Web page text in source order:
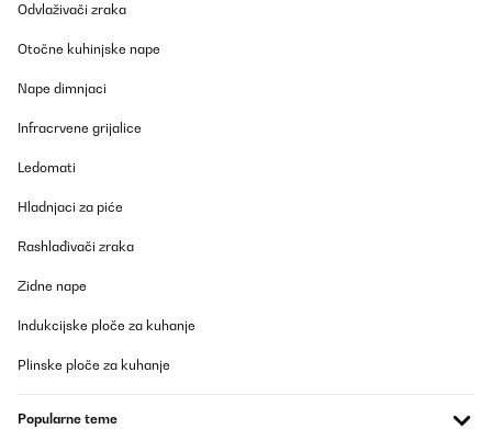
Odvlaživači zraka
Otočne kuhinjske nape
Nape dimnjaci
Infracrvene grijalice
Ledomati
Hladnjaci za piće
Rashlađivači zraka
Zidne nape
Indukcijske ploče za kuhanje
Plinske ploče za kuhanje
Popularne teme